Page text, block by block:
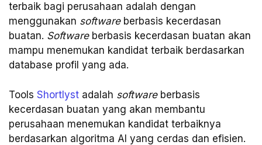
terbaik bagi perusahaan adalah dengan
menggunakan softwareberbasis kecerdasan
buatan. Softwareberbasis kecerdasan buatan akan
mampu menemukan kandidat terbaik berdasarkan
database profil yang ada.
Tools Shortlyst adalah softwareberbasis
kecerdasan buatan yang akan membantu
perusahaan menemukan kandidat terbaiknya
berdasarkan algoritma AI yang cerdas dan efisien.